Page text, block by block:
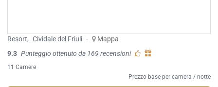
Resort, Cividale del Friuli -
Mappa
9.3 Punteggio ottenuto da 169 recensioni
11 Camere
Prezzo base per camera / notte